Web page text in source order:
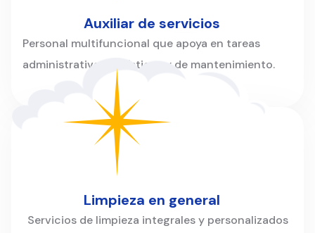
Auxiliar de servicios
Personal multifuncional que apoya en tareas
administrativas, logísticas y de mantenimiento.
Limpieza en general
Servicios de limpieza integrales y personalizados